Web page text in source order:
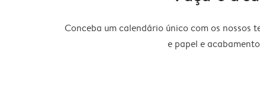
Conceba um calendário único com os
e papel e